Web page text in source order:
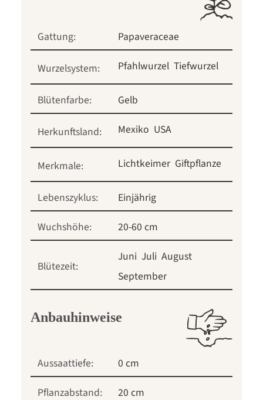
Gattung: Papaveraceae
Wurzelsystem: Pfahlwurzel Tiefwurzel
Blütenfarbe: Gelb
Herkunftsland: Mexiko USA
Merkmale: Lichtkeimer Giftpflanze
Lebenszyklus:
Einjährig
Wuchshöhe:
20-60 cm
Blütezeit:
Juni Juli August
September
Anbauhinweise
Aussaattiefe:
0 cm
Pflanzabstand:
20 cm